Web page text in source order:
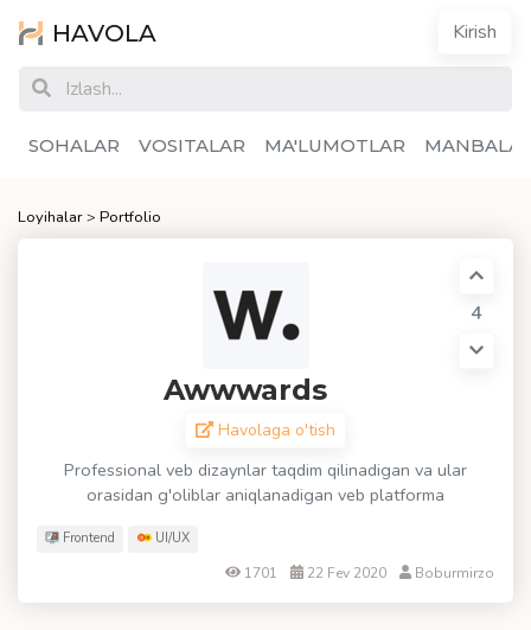
HAVOLA Kirish
SOHALAR VOSITALAR MA'LUMOTLAR
Loyihalar> Portfolio
Awwwards
Havolaga o'tish
Professional veb dizaynlar taqdim qilinadigan va ular
orasidan g'oliblar aniqlanadigan veb platforma
4
Frontend UI/UX
1701 22 Fev 2020 Boburmirzo